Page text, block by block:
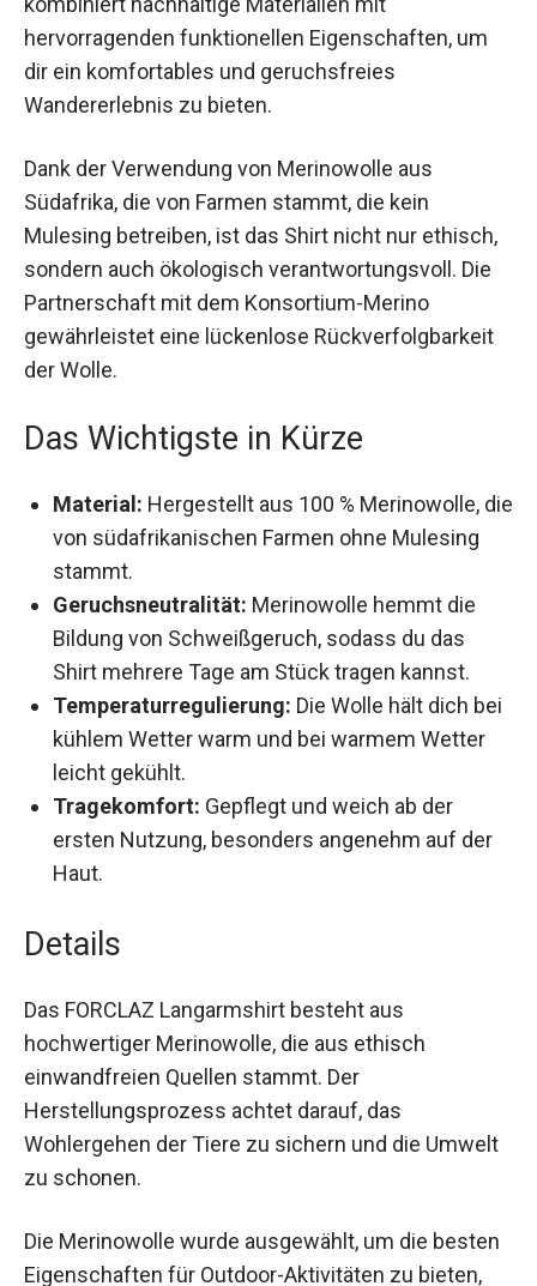
hervorragenden funktionellen Eigenschaften, um
dir ein komfortables und geruchsfreies
Wandererlebnis zu bieten.
Südafrika, die von Farmen stammt, die kein
Mulesing betreiben, ist das Shirt nicht nur
ethisch, sondern auch ökologisch
verantwortungsvoll. Die Partnerschaft mit dem
Konsortium-Merino gewährleistet eine
lückenlose Rückverfolgbarkeit der Wolle.
Das Wichtigste in Kürze
die von südafrikanischen Farmen ohne
Mulesing stammt.
Geruchsneutralität:
Bildung von Schweißgeruch, sodass du das
Shirt mehrere Tage am Stück tragen kannst.
Temperaturregulierung:Die Wolle hält dich
bei kühlem Wetter warm und bei warmem
Wetter leicht gekühlt.
Tragekomfort:
ersten Nutzung, besonders angenehm auf der
Haut.
Details
hochwertiger Merinowolle, die aus ethisch
einwandfreien Quellen stammt. Der
Herstellungsprozess achtet darauf, das
Wohlergehen der Tiere zu sichern und die
Umwelt zu schonen.
besten Eigenschaften für Outdoor-Aktivitäten zu